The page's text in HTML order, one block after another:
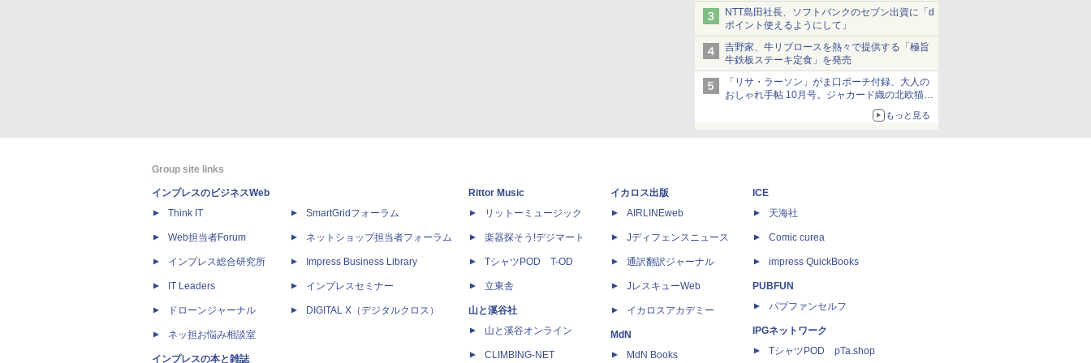
NTT島田社長、ソフトバンクのセブン出資に「d
ポイント使えるようにして」
吉野家、牛リブロースを熱々で提供する「極旨
牛鉄板ステーキ定食」を発売
「リサ・ラーソン」がま口ポーチ付録、大人の
おしゃれ手帖 10月号。ジャカード織の北欧猫デ
もっと見る
Group site links
インプレスのビジネスWeb
Think IT
Web担当者Forum
インプレス総合研究所
IT Leaders
ドローンジャーナル
ネッ担お悩み相談室
インプレスの本と雑誌
SmartGridフォーラム
ネットショップ担当者フォーラム
Impress Business Library
インプレスセミナー
DIGITAL X（デジタルクロス）
Rittor Music
リットーミュージック
楽器探そう!デジマート
TシャツPOD T-OD
立東舎
山と溪谷社
山と溪谷オンライン
CLIMBING-NET
イカロス出版
AIRLINEweb
Jディフェンスニュース
通訳翻訳ジャーナル
JレスキューWeb
イカロスアカデミー
MdN
MdN Books
ICE
天海社
Comic curea
impress QuickBooks
PUBFUN
パブファンセルフ
IPGネットワーク
TシャツPOD pTa.shop